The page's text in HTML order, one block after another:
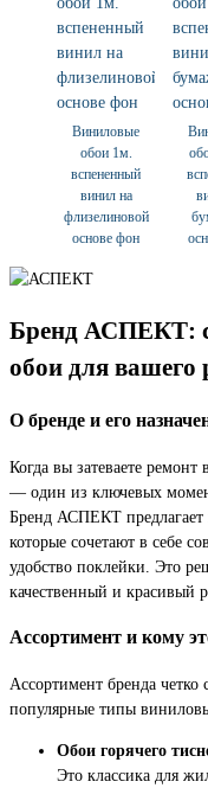
Виниловые
обои 1м.
вспененный
винил на
флизелиновой
основе фон
Бренд АСПЕКТ:
обои для вашего
О бренде и его
Когда вы затеваете
— один из ключевых
Бренд АСПЕКТ предлагает
которые сочетают в себе
удобство поклейки. Это
качественный и красивый
Ассортимент и кому
Ассортимент бренда четко
популярные типы
Обои горячего
Это классика для